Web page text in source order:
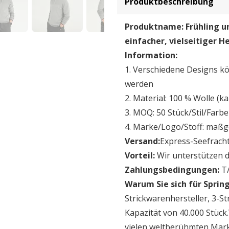
Produktname: Frühling
einfacher, vielseitiger
Information:
1. Verschiedene Designs
werden
2. Material: 100 % Wolle
3. MOQ: 50 Stück/Stil/Farbe
4. Marke/Logo/Stoff:
Versand:Express-
Vorteil:Wir unterstützen
Zahlungsbedingungen:
Warum Sie sich für
Strickwarenhersteller, 3-
Kapazität von 40.000